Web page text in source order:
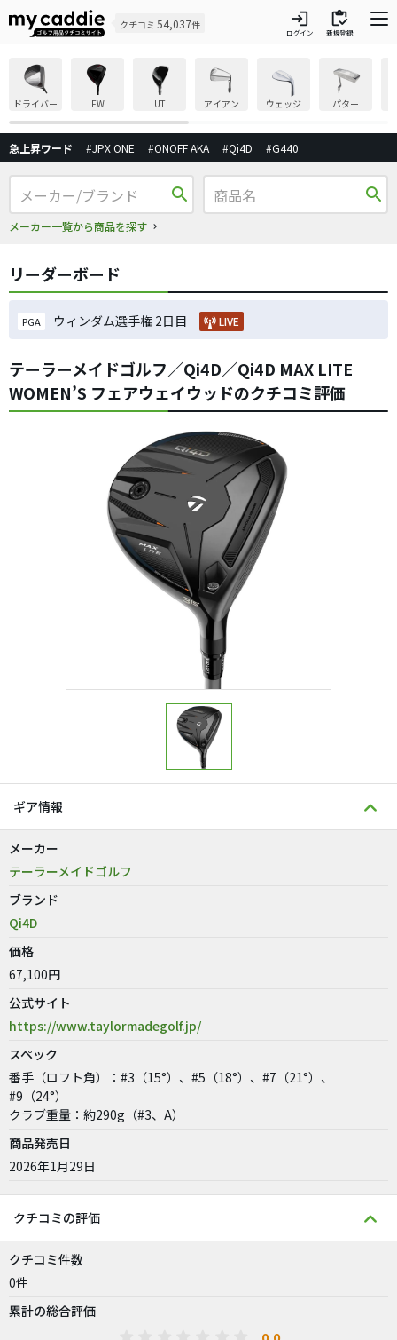
クチコミ 54,037件 login
ログイン
inventory
新規登録
ドライバー FW UT アイアン ウェッジ パター
急上昇ワード #JPX ONE #ONOFF AKA #Qi4D #G440
search
メーカー一覧から商品を探す
search
リーダーボード
PGA ウィンダム選手権 2日目 LIVE
テーラーメイドゴルフ／Qi4D／Qi4D MAX LITE
WOMEN’S フェアウェイウッドのクチコミ評価
ギア情報
メーカー
テーラーメイドゴルフ
ブランド
Qi4D
価格
67,100円
公式サイト
https://www.taylormadegolf.jp/
スペック
番手（ロフト角）：#3（15°）、#5（18°）、#7（21°）、
#9（24°）
クラブ重量：約290g（#3、A）
商品発売日
2026年1月29日
クチコミの評価
クチコミ件数
0件
累計の総合評価